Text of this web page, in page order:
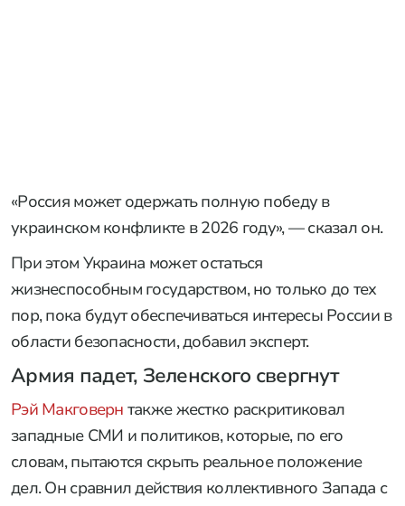
«Россия может одержать полную победу в
украинском конфликте в 2026 году», — сказал он.
При этом Украина может остаться
жизнеспособным государством, но только до тех
пор, пока будут обеспечиваться интересы России в
области безопасности, добавил эксперт.
Армия падет, Зеленского свергнут
Рэй Макговерн также жестко раскритиковал
западные СМИ и политиков, которые, по его
словам, пытаются скрыть реальное положение
дел. Он сравнил действия коллективного Запада с